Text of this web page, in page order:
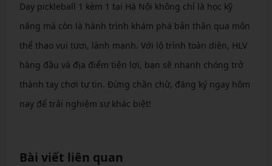
Dạy pickleball 1 kèm 1 tại Hà Nội không chỉ là học kỹ
năng mà còn là hành trình khám phá bản thân qua môn
thể thao vui tươi, lành mạnh. Với lộ trình toàn diện, HLV
hàng đầu và địa điểm tiện lợi, bạn sẽ nhanh chóng trở
thành tay chơi tự tin. Đừng chần chừ, đăng ký ngay hôm
nay để trải nghiệm sự khác biệt!
Bài viết liên quan